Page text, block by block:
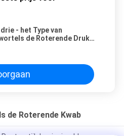
drie - het Type van
de Roterende Druk
de Roterende Kwab